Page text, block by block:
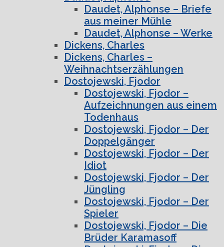
Daudet, Alphonse – Briefe
aus meiner Mühle
Daudet, Alphonse – Werke
Dickens, Charles
Dickens, Charles –
Weihnachtserzählungen
Dostojewski, Fjodor
Dostojewski, Fjodor –
Aufzeichnungen aus einem
Todenhaus
Dostojewski, Fjodor – Der
Doppelgänger
Dostojewski, Fjodor – Der
Idiot
Dostojewski, Fjodor – Der
Jüngling
Dostojewski, Fjodor – Der
Spieler
Dostojewski, Fjodor – Die
Brüder Karamasoff